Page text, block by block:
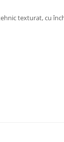
texturat, cu